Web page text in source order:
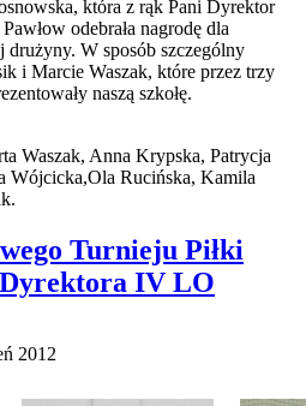
która z rąk Pani Dyrektor
odebrała nagrodę dla
drużyny. W sposób szczególny
i Marcie Waszak, które przez trzy
naszą szkołę.
Waszak, Anna Krypska, Patrycja
Wójcicka,Ola Rucińska, Kamila
Turnieju Piłki
IV LO
2012